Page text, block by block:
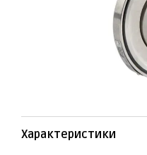
Характеристики